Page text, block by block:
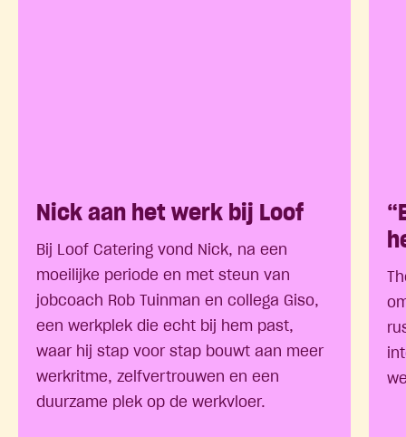
Nick aan het werk bij Loof
Bij Loof Catering vond Nick, na een
moeilijke periode en met steun van
jobcoach Rob Tuinman en collega Giso,
een werkplek die echt bij hem past,
waar hij stap voor stap bouwt aan meer
werkritme, zelfvertrouwen en een
duurzame plek op de werkvloer.